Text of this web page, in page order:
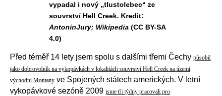
vypadal i nový „tlustolebec“ ze
souvrství Hell Creek. Kredit:
AntoninJury; Wikipedia (CC BY-SA
4.0)
Před téměř 14 lety jsem spolu s dalšími třemi Čechy působil
jako dobrovolník na vykopávkách v lokalitách souvrství Hell Creek na území
východní Montany ve Spojených státech amerických. V letní
vykopávkové sezóně 2009 jsme tři týdny pracovali pro